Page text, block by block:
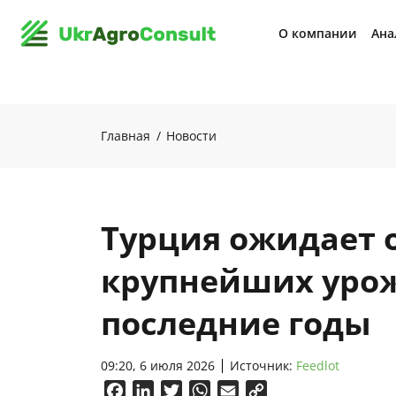
О компании
Главная Новости
Турция ожидает
крупнейших
последние годы
09:20, 6 июля 2026 Источник: Feedlot
FacebookLinkedInTwitterWhatsApp
Email